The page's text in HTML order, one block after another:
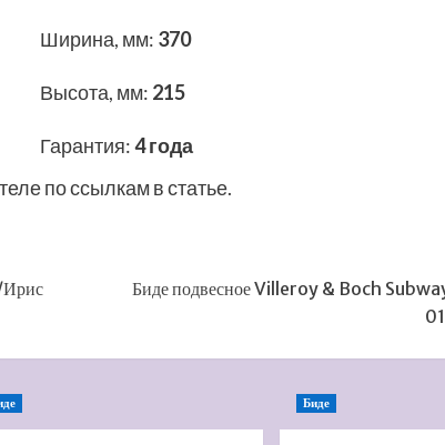
Ширина, мм: 370
Высота, мм: 215
Гарантия:4 года
по ссылкам в статье.
Ирис
Биде подвесное Villeroy & Boch
Биде